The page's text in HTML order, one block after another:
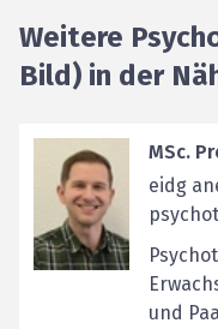
Weitere
Bild) in der
MSc.
eidg
und